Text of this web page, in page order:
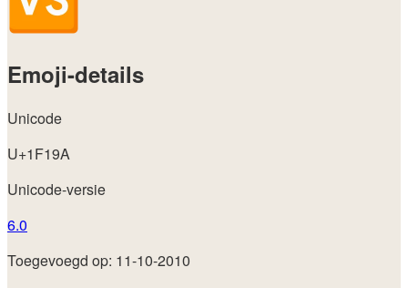
Emoji-details
Unicode
U+1F19A
Unicode-versie
6.0
Toegevoegd op: 11-10-2010